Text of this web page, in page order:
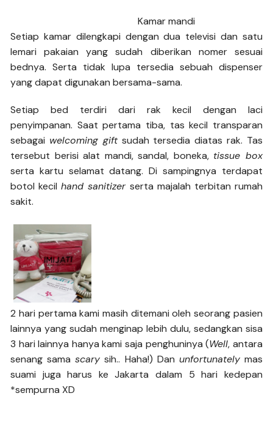
Kamar mandi
Setiap kamar dilengkapi dengan dua televisi dan satu
lemari pakaian yang sudah diberikan nomer sesuai
bednya. Serta tidak lupa tersedia sebuah dispenser
yang dapat digunakan bersama-sama.
Setiap bed terdiri dari rak kecil dengan laci
penyimpanan. Saat pertama tiba, tas kecil transparan
sebagai welcoming giftsudah tersedia diatas rak. Tas
tersebut berisi alat mandi, sandal, boneka, tissue box
serta kartu selamat datang. Di sampingnya terdapat
botol kecilhand sanitizerserta majalah terbitan rumah
sakit.
2 hari pertama kami masih ditemani oleh seorang pasien
lainnya yang sudah menginap lebih dulu, sedangkan sisa
3 hari lainnya hanya kami saja penghuninya (Well, antara
senang samascary sih.. Haha!) Dan unfortunatelymas
suami juga harus ke Jakarta dalam 5 hari kedepan
*sempurna XD